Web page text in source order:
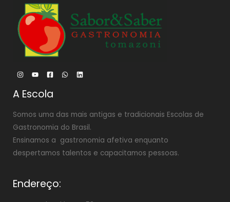
A Escola
Somos uma das mais antigas e tradicionais Escolas de
Gastronomia do Brasil.
Ensinamos a gastronomia afetiva enquanto
despertamos talentos e capacitamos pessoas.
Endereço: